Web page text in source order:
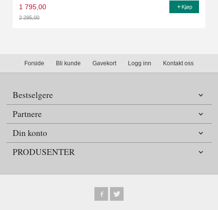
1 795,00
2 295,00
Kjøp
Forside Bli kunde Gavekort Logg inn Kontakt oss
Bestselgere
Partnere
Din konto
PRODUSENTER